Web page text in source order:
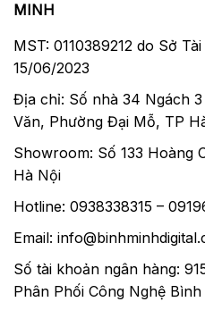
MINH
MST: 0110389212 do Sở
15/06/2023
Địa chỉ: Số nhà 34 Ngách
Văn, Phường Đại Mỗ, TP
Showroom: Số 133 Hoàng
Hà Nội
Hotline: 0938338315 –
Email:
Số tài khoản ngân hàng:
Phân Phối Công Nghệ